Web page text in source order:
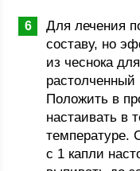
Для лечения
составу, но
из чеснока
растолченный
Положить в
настаивать в
температуре.
с 1 капли